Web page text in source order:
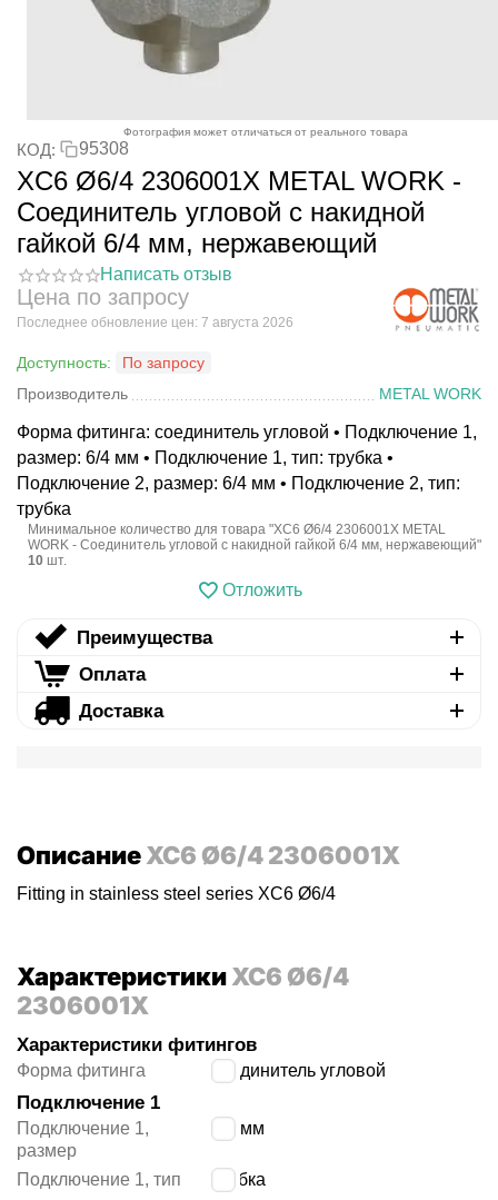
Фотография может отличаться от реального товара
КОД: 95308
XC6 Ø6/4 2306001X METAL WORK -
Соединитель угловой с накидной
гайкой 6/4 мм, нержавеющий
Написать отзыв
Цена по запросу
Последнее обновление цен: 7 августа 2026
Доступность:
По запросу
Производитель
METAL WORK
Форма фитинга: соединитель угловой • Подключение 1,
размер: 6/4 мм • Подключение 1, тип: трубка •
Подключение 2, размер: 6/4 мм • Подключение 2, тип:
трубка
Минимальное количество для товара "XC6 Ø6/4 2306001X METAL
WORK - Соединитель угловой с накидной гайкой 6/4 мм, нержавеющий"
10 шт.
Отложить
Преимущества
Оплата
Доставка
ОписаниеXC6 Ø6/4 2306001X
Fitting in stainless steel series XC6 Ø6/4
ХарактеристикиXC6 Ø6/4
2306001X
Характеристики фитингов
Форма фитинга соединитель угловой
Подключение 1
Подключение 1,
размер
6/4 мм
Подключение 1, тип трубка